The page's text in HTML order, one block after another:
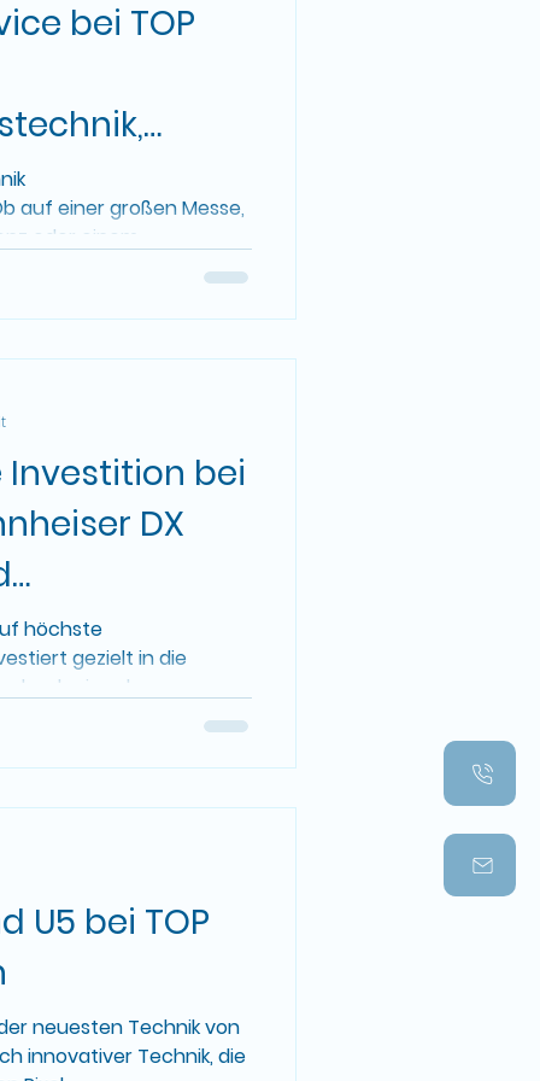
bei TOP
Wand
auf einer großen Messe,
oder einem
bei
DX
🌟
höchste
gezielt in die
der
U5 bei TOP
neuesten Technik von